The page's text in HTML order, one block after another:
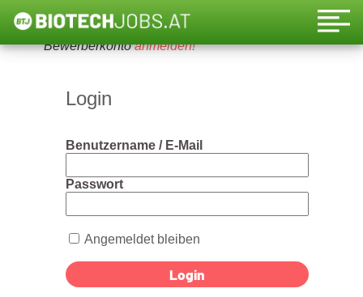
Um diese Funktion nutzen zu können, bitte ein
Bewerberkontoanmelden!
Login
Benutzername / E-Mail
Passwort
Angemeldet bleiben